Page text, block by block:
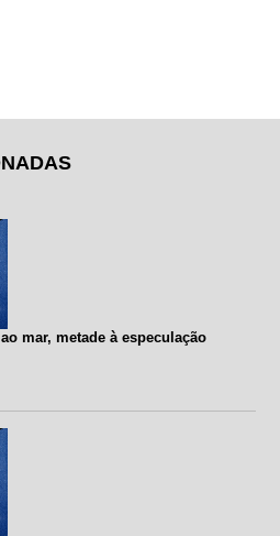
mar, metade à especulação